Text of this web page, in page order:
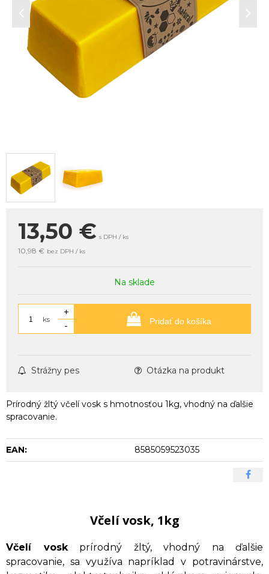
13,50 € s DPH / ks
10,98 € bez DPH / ks
Na sklade
ks
+
-
Pridať do košíka
Strážny pes Otázka na produkt
Prírodný žltý včelí vosk s hmotnosťou 1kg, vhodný na ďalšie
spracovanie.
EAN: 8585059523035
Včelí vosk, 1kg
Včelí voskprírodný žltý, vhodný na ďalšie
spracovanie, sa využíva napríklad v potravinárstve,